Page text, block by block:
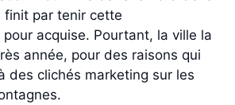
finit par tenir cette
acquise. Pourtant, la ville la
année, pour des raisons qui
des clichés marketing sur les